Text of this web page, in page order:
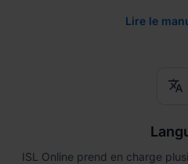
Lire le
translate
ISL Online prend en charge